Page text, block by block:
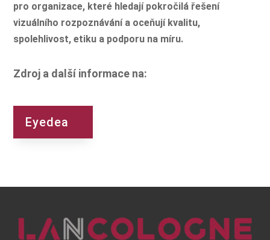
pro organizace, které hledají pokročilá řešení
vizuálního rozpoznávání a oceňují kvalitu,
spolehlivost, etiku a podporu na míru.
Zdroj a další informace na:
Eyedea